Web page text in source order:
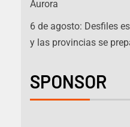
Aurora
6 de agosto: Desfiles
y las provincias se
SPONSOR